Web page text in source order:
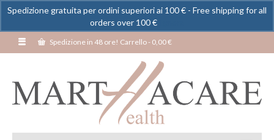
Spedizione in 48 ore! Carrello- 0,00€
Spedizione gratuita per ordini superiori ai 100 € - Free shipping for all
orders over 100 €